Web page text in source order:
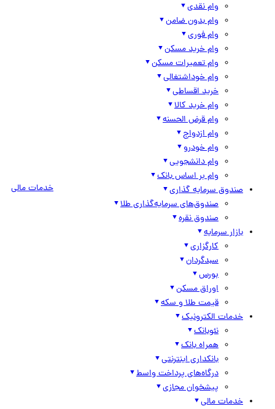
وام نقدی
وام بدون ضامن
وام فوری
وام خرید مسکن
وام تعمیرات مسکن
وام خوداشتغالی
خرید اقساطی
وام خرید کالا
وام قرض الحسنه
وام ازدواج
وام خودرو
وام دانشجویی
وام بر اساس بانک
صندوق سرمایه گذاری
صندوق‌های سرمایه‌گذاری طلا
صندوق نقره
بازار سرمایه
کارگزاری
سبدگردان
بورس
اوراق مسکن
قیمت طلا و سکه
خدمات الکترونیک
نئوبانک
همراه بانک
بانکداری اینترنتی
درگاه‌های پرداخت واسط
پیشخوان مجازی
خدمات مالی
خدمات مالی